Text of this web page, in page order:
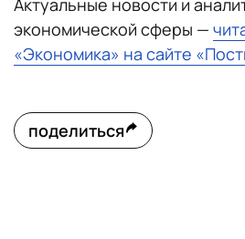
Актуальные новости и
экономической сферы —
«Экономика» на сайте
поделиться